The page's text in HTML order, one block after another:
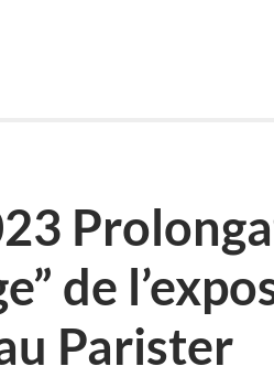
de
Parister